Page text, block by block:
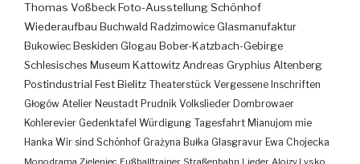
Thomas VoßbeckFoto-AusstellungSchönhof
Wiederaufbau Buchwald Radzimowice Glasmanufaktur
Bukowiec Beskiden Glogau Bober-Katzbach-Gebirge
Schlesisches Museum Kattowitz Andreas Gryphius Altenberg
Postindustrial Fest Bielitz Theaterstück Vergessene Inschriften
Głogów Atelier Neustadt Prudnik Volkslieder Dombrowaer
Kohlerevier Gedenktafel Würdigung Tagesfahrt Mianujom mie
Hanka Wir sind Schönhof Grażyna Bułka Glasgravur Ewa Chojecka